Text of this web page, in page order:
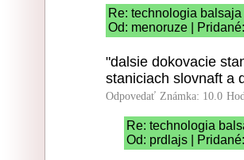
Re: technologia balsaja
Od: menoruze |
"dalsie dokovacie
staniciach slovnaft a
Odpovedať Známka: 10.0
Re: technologia
Od: prdlajs |